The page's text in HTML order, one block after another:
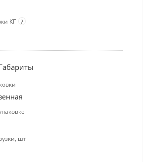
КГ ?
шт